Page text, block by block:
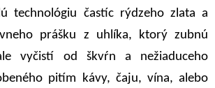
technológiu častíc rýdzeho zlata a
prášku z uhlíka, ktorý zubnú
vyčistí od škvŕn a nežiaduceho
pitím kávy, čaju, vína, alebo